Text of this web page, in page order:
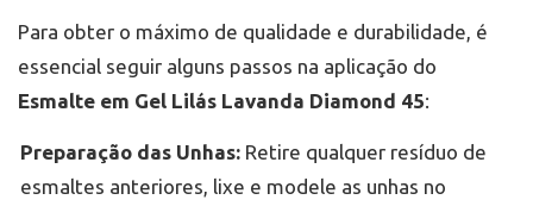
Para obter o máximo de qualidade e durabilidade, é
essencial seguir alguns passos na aplicação do
Esmalte em Gel Lilás Lavanda Diamond 45:
Preparação das Unhas: Retire qualquer resíduo de
esmaltes anteriores, lixe e modele as unhas no